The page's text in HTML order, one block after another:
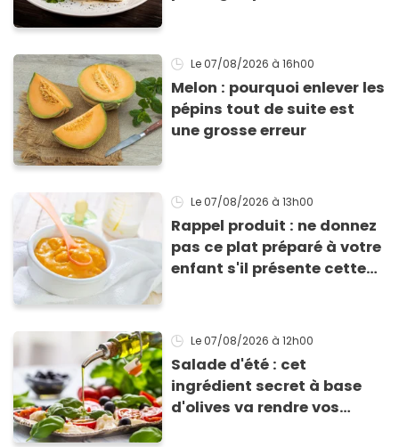
Le 07/08/2026 à 16h00
Melon : pourquoi enlever les
pépins tout de suite est
une grosse erreur
Le 07/08/2026 à 13h00
Rappel produit : ne donnez
pas ce plat préparé à votre
enfant s'il présente cette
Le 07/08/2026 à 12h00
Salade d'été : cet
ingrédient secret à base
d'olives va rendre vos